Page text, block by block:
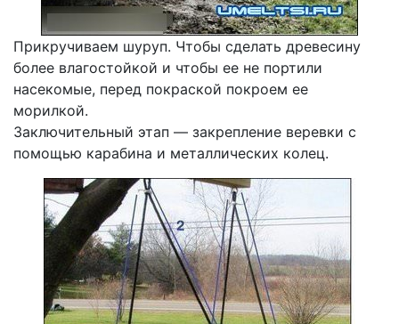
Прикручиваем шуруп. Чтобы сделать древесину
более влагостойкой и чтобы ее не портили
насекомые, перед покраской покроем ее
морилкой.
Заключительный этап — закрепление веревки с
помощью карабина и металлических колец.